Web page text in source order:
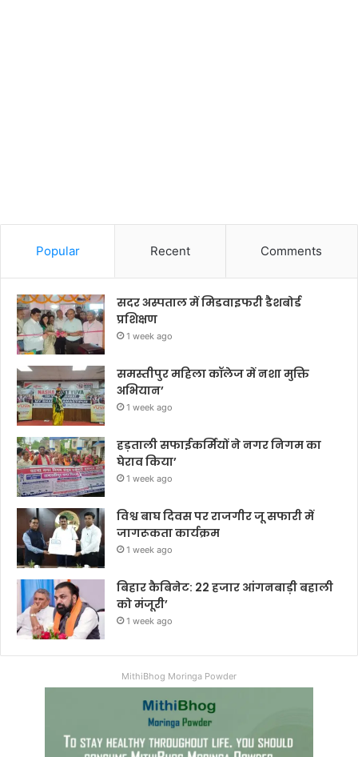
Popular Recent Comments
सदर अस्पताल में मिडवाइफरी डैशबोर्ड
प्रशिक्षण
1 week ago
समस्तीपुर महिला कॉलेज में नशा मुक्ति
अभियान’
1 week ago
हड़ताली सफाईकर्मियों ने नगर निगम का
घेराव किया’
1 week ago
विश्व बाघ दिवस पर राजगीर जू सफारी में
जागरूकता कार्यक्रम
1 week ago
बिहार कैबिनेट: 22 हजार आंगनबाड़ी बहाली
को मंजूरी’
1 week ago
MithiBhog Moringa Powder